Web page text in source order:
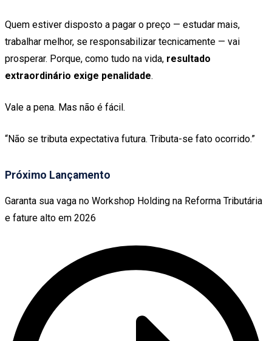
Quem estiver disposto a pagar o preço — estudar mais,
trabalhar melhor, se responsabilizar tecnicamente — vai
prosperar. Porque, como tudo na vida, resultado
extraordinário exige penalidade.
Vale a pena. Mas não é fácil.
“Não se tributa expectativa futura. Tributa-se fato ocorrido.”
Próximo Lançamento
Garanta sua vaga no Workshop Holding na Reforma Tributária
e fature alto em 2026